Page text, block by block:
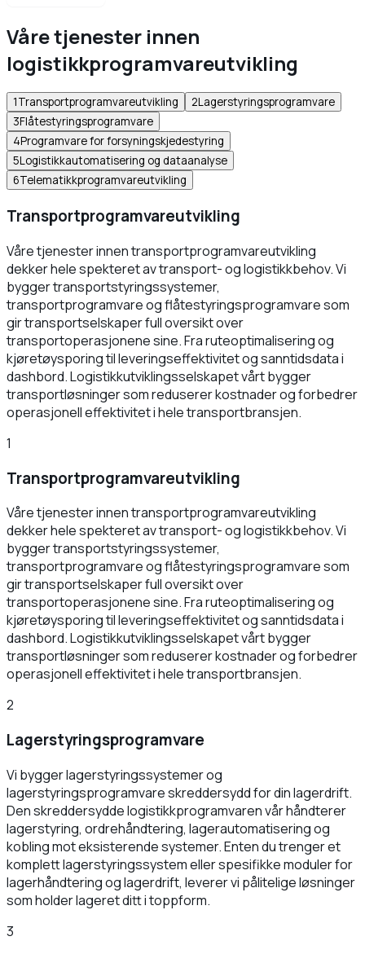
Våre tjenester innen
logistikkprogramvareutvikling
1Transportprogramvareutvikling 2Lagerstyringsprogramvare
3Flåtestyringsprogramvare
4Programvare for forsyningskjedestyring
5Logistikkautomatisering og dataanalyse
6Telematikkprogramvareutvikling
Transportprogramvareutvikling
Våre tjenester innen transportprogramvareutvikling
dekker hele spekteret av transport- og logistikkbehov. Vi
bygger transportstyringssystemer,
transportprogramvare og flåtestyringsprogramvare som
gir transportselskaper full oversikt over
transportoperasjonene sine. Fra ruteoptimalisering og
kjøretøysporing til leveringseffektivitet og sanntidsdata i
dashbord. Logistikkutviklingsselskapet vårt bygger
transportløsninger som reduserer kostnader og forbedrer
operasjonell effektivitet i hele transportbransjen.
1
Transportprogramvareutvikling
Våre tjenester innen transportprogramvareutvikling
dekker hele spekteret av transport- og logistikkbehov. Vi
bygger transportstyringssystemer,
transportprogramvare og flåtestyringsprogramvare som
gir transportselskaper full oversikt over
transportoperasjonene sine. Fra ruteoptimalisering og
kjøretøysporing til leveringseffektivitet og sanntidsdata i
dashbord. Logistikkutviklingsselskapet vårt bygger
transportløsninger som reduserer kostnader og forbedrer
operasjonell effektivitet i hele transportbransjen.
2
Lagerstyringsprogramvare
Vi bygger lagerstyringssystemer og
lagerstyringsprogramvare skreddersydd for din lagerdrift.
Den skreddersydde logistikkprogramvaren vår håndterer
lagerstyring, ordrehåndtering, lagerautomatisering og
kobling mot eksisterende systemer. Enten du trenger et
komplett lagerstyringssystem eller spesifikke moduler for
lagerhåndtering og lagerdrift, leverer vi pålitelige løsninger
som holder lageret ditt i toppform.
3